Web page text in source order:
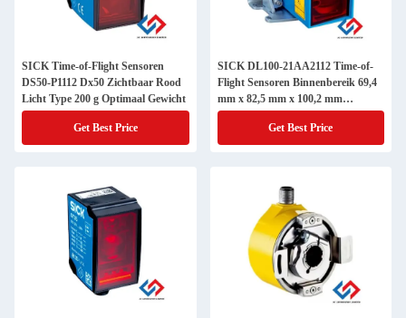
SICK Time-of-Flight Sensoren
DS50-P1112 Dx50 Zichtbaar Rood
Licht Type 200 g Optimaal Gewicht
Get Best Price
SICK DL100-21AA2112 Time-of-
Flight Sensoren Binnenbereik 69,4
mm x 82,5 mm x 100,2 mm
Professionele Kwaliteit
Get Best Price